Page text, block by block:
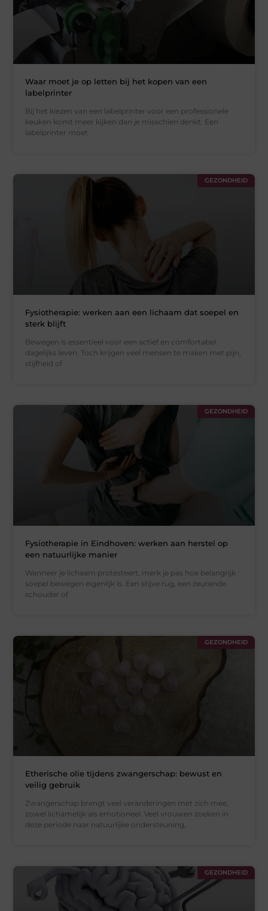
Waar moet je op letten bij het kopen van een
labelprinter
Bij het kiezen van een labelprinter voor een professionele
keuken komt meer kijken dan je misschien denkt. Een
labelprinter moet
GEZONDHEID
Fysiotherapie: werken aan een lichaam dat soepel en
sterk blijft
Bewegen is essentieel voor een actief en comfortabel
dagelijks leven. Toch krijgen veel mensen te maken met pijn,
stijfheid of
GEZONDHEID
Fysiotherapie in Eindhoven: werken aan herstel op
een natuurlijke manier
Wanneer je lichaam protesteert, merk je pas hoe belangrijk
soepel bewegen eigenlijk is. Een stijve rug, een zeurende
schouder of
GEZONDHEID
Etherische olie tijdens zwangerschap: bewust en
veilig gebruik
Zwangerschap brengt veel veranderingen met zich mee,
zowel lichamelijk als emotioneel. Veel vrouwen zoeken in
deze periode naar natuurlijke ondersteuning,
GEZONDHEID